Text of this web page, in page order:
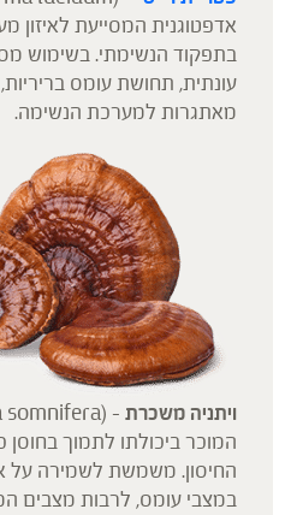
אדפטוגנית המסייעת לאיזון
בתפקוד הנשימתי. בשימוש
עונתית, תחושת עומס
מאתגרות למערכת הנשימה.
ויתניה משכרת
המוכר ביכולתו לתמוך
החיסון. משמשת לשמירה על
במצבי עומס, לרבות מצבים